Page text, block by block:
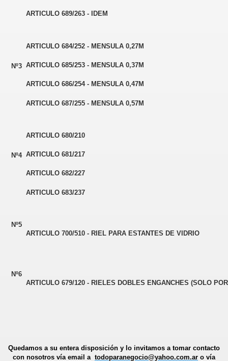
ARTICULO 689/263 - IDEM
Nº3
ARTICULO 684/252 - MENSULA 0,27M
ARTICULO 685/253 - MENSULA 0,37M
ARTICULO 686/254 - MENSULA 0,47M
ARTICULO 687/255 - MENSULA 0,57M
Nº4
ARTICULO 680/210
ARTICULO 681/217
ARTICULO 682/227
ARTICULO 683/237
Nº5
ARTICULO 700/510 - RIEL PARA ESTANTES DE VIDRIO
Nº6
ARTICULO 679/120 - RIELES DOBLES ENGANCHES (SOLO
Quedamos a su entera disposición y lo invitamos a tomar contacto
con nosotros vía email a todoparanegocio@yahoo.com.ar o vía